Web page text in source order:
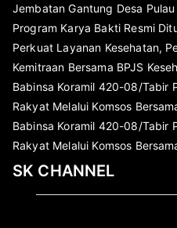
Jembatan Gantung Desa
Program Karya Bakti Resmi
Perkuat Layanan Kesehatan,
Kemitraan Bersama BPJS
Babinsa Koramil 420-08/Tabir
Rakyat Melalui Komsos
Babinsa Koramil 420-08/Tabir
Rakyat Melalui Komsos
SK CHANNEL